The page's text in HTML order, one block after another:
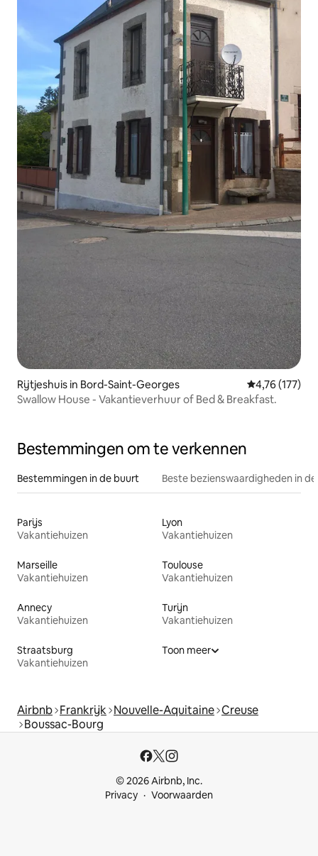
Rijtjeshuis in Bord-Saint-Georges Gemiddelde
4,76 (177)
Swallow House - Vakantieverhuur of Bed & Breakfast.
Bestemmingen om te verkennen
Bestemmingen in de buurt Beste bezienswaardigheden in
Parijs
Vakantiehuizen
Lyon
Vakantiehuizen
Marseille
Vakantiehuizen
Toulouse
Vakantiehuizen
Annecy
Vakantiehuizen
Turijn
Vakantiehuizen
Straatsburg
Vakantiehuizen
Toon meer
Airbnb Frankrijk Nouvelle-Aquitaine Creuse
Boussac-Bourg
© 2026 Airbnb, Inc.
Privacy
Voorwaarden